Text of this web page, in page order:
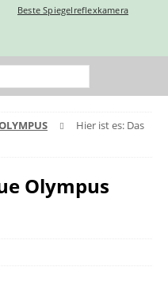
Beste Spiegelreflexkamera
Hier ist es: Das
Olympus